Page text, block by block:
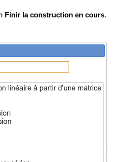
Finir la construction en cours.